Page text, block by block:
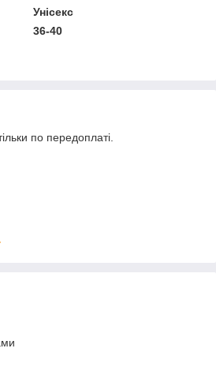
Унісекс
36-40
по передоплаті.